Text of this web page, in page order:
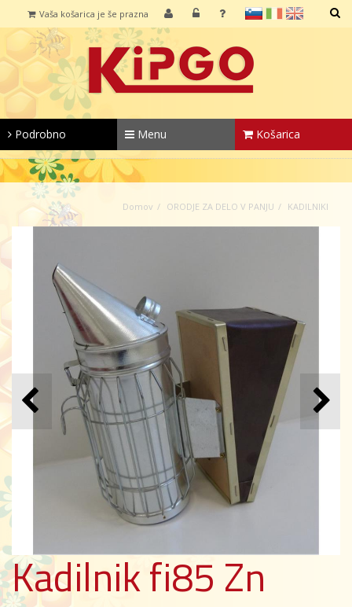
IŠČI
sl it
Vaša košarica je še prazna
Podrobno Menu Košarica
Domov ORODJE ZA DELO V PANJU KADILNIKI
Kadilnik fi85 Zn